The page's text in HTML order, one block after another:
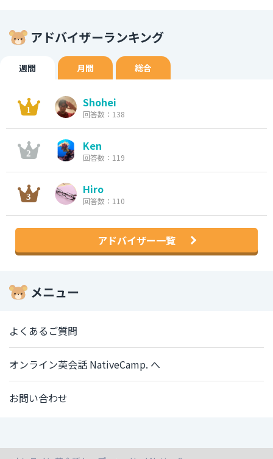
アドバイザーランキング
週間 月間 総合
Shohei
回答数：138
Ken
回答数：119
Hiro
回答数：110
アドバイザー一覧
メニュー
よくあるご質問
オンライン英会話 NativeCamp. へ
お問い合わせ